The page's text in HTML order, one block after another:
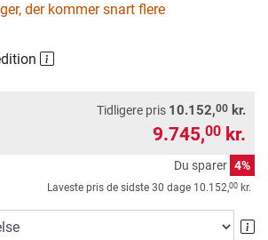
der kommer snart flere
Tidligere pris 10.152,00 kr.
9.745,00 kr.
Du sparer 4%
Laveste pris de sidste 30 dage 10.152,00 kr.